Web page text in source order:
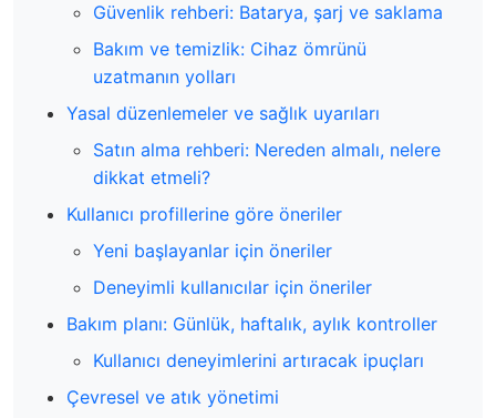
Güvenlik rehberi: Batarya, şarj ve saklama
Bakım ve temizlik: Cihaz ömrünü
uzatmanın yolları
Yasal düzenlemeler ve sağlık uyarıları
Satın alma rehberi: Nereden almalı, nelere
dikkat etmeli?
Kullanıcı profillerine göre öneriler
Yeni başlayanlar için öneriler
Deneyimli kullanıcılar için öneriler
Bakım planı: Günlük, haftalık, aylık kontroller
Kullanıcı deneyimlerini artıracak ipuçları
Çevresel ve atık yönetimi